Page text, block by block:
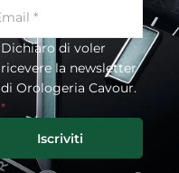
Dichiaro di voler
ricevere la newsletter
di Orologeria Cavour.
*
Iscriviti